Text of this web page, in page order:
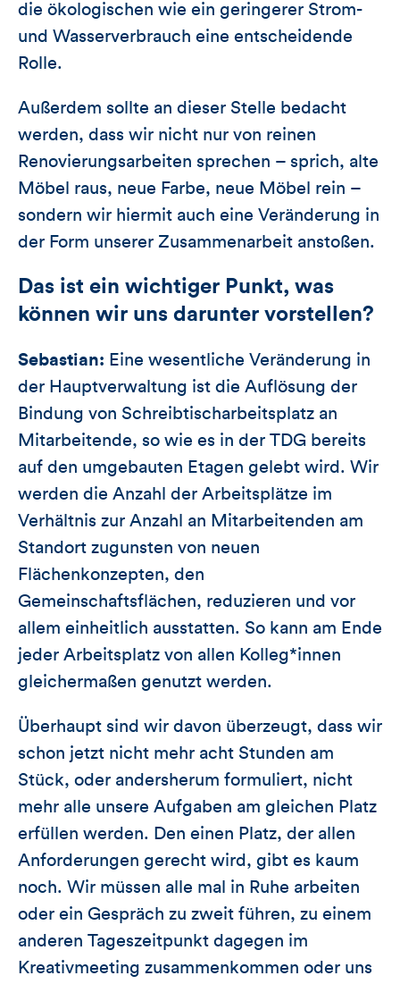
die ökologischen wie ein geringerer Strom-
und Wasserverbrauch eine entscheidende
Rolle.
Außerdem sollte an dieser Stelle bedacht
werden, dass wir nicht nur von reinen
Renovierungsarbeiten sprechen – sprich, alte
Möbel raus, neue Farbe, neue Möbel rein –
sondern wir hiermit auch eine Veränderung in
der Form unserer Zusammenarbeit anstoßen.
Das ist ein wichtiger Punkt, was
können wir uns darunter vorstellen?
Sebastian: Eine wesentliche Veränderung in
der Hauptverwaltung ist die Auflösung der
Bindung von Schreibtischarbeitsplatz an
Mitarbeitende, so wie es in der TDG bereits
auf den umgebauten Etagen gelebt wird. Wir
werden die Anzahl der Arbeitsplätze im
Verhältnis zur Anzahl an Mitarbeitenden am
Standort zugunsten von neuen
Flächenkonzepten, den
Gemeinschaftsflächen, reduzieren und vor
allem einheitlich ausstatten. So kann am Ende
jeder Arbeitsplatz von allen Kolleg*innen
gleichermaßen genutzt werden.
Überhaupt sind wir davon überzeugt, dass wir
schon jetzt nicht mehr acht Stunden am
Stück, oder andersherum formuliert, nicht
mehr alle unsere Aufgaben am gleichen Platz
erfüllen werden. Den einen Platz, der allen
Anforderungen gerecht wird, gibt es kaum
noch. Wir müssen alle mal in Ruhe arbeiten
oder ein Gespräch zu zweit führen, zu einem
anderen Tageszeitpunkt dagegen im
Kreativmeeting zusammenkommen oder uns